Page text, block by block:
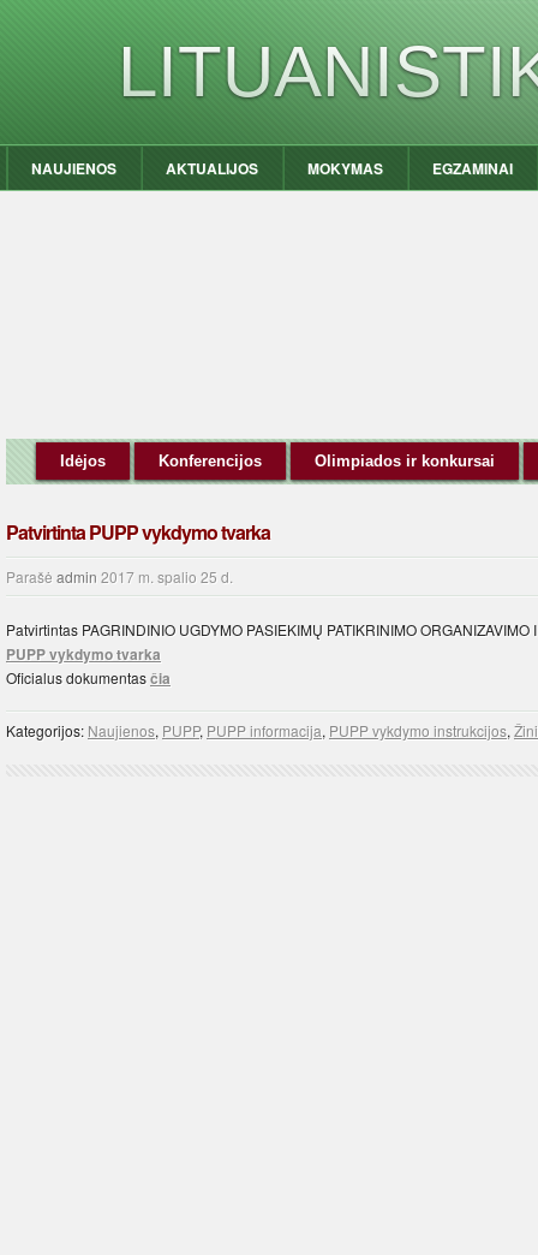
NAUJIENOS AKTUALIJOS MOKYMAS EGZAMINAI
Idėjos Konferencijos Olimpiados ir konkursai
Patvirtinta PUPP vykdymo tvarka
Parašė admin 2017 m. spalio 25 d.
Patvirtintas PAGRINDINIO UGDYMO PASIEKIMŲ PATIKRINIMO
PUPP vykdymo tvarka
Oficialus dokumentasčia
Kategorijos: Naujienos, PUPP, PUPP informacija, PUPP vykdymo instrukcijos,